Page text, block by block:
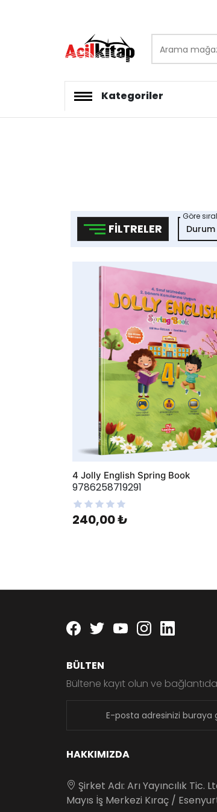
logo
Kategoriler
FILTRELER
Göre
4 Jolly English Spring Book
9786258719291
240,00 ₺
Facebook
twitteryoutubeinstagram
BÜLTEN
Bültene kayıt olun ve bağlantıda
HAKKIMIZDA
Şirket Adı: Arı Yayıncılık Tic.
Mayıs İş Merkezi Kıraç /